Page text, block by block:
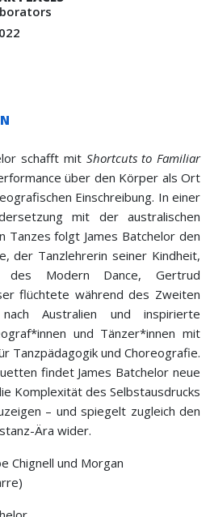
schafft mit Shortcuts to Familiar
über den Körper als Ort
Einschreibung. In einer
mit der australischen
Tanzes folgt James Batchelor den
der Tanzlehrerin seiner Kindheit,
Modern Dance, Gertrud
flüchtete während des Zweiten
Australien und inspirierte
und Tänzer*innen mit
Tanzpädagogik und Choreografie.
findet James Batchelor neue
Komplexität des Selbstausdrucks
– und spiegelt zugleich den
Ära wider.
Chignell und Morgan